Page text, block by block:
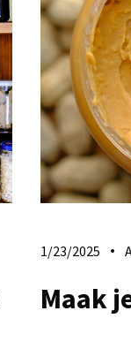
1/23/2025
Maak